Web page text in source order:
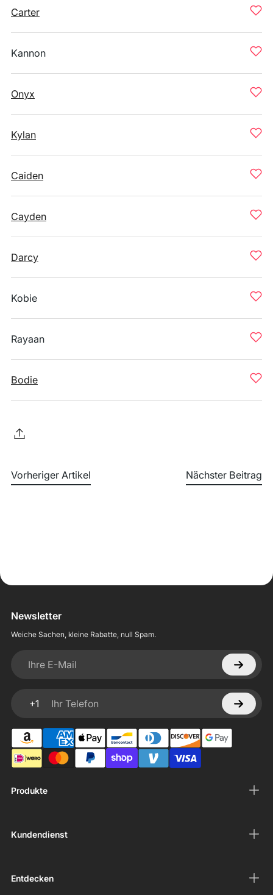
Carter
Kannon
Onyx
Kylan
Caiden
Cayden
Darcy
Kobie
Rayaan
Bodie
Vorheriger Artikel Nächster Beitrag
Produkte
Kundendienst
Entdecken
Newsletter
Weiche Sachen, kleine Rabatte, null Spam.
Ihre E-Mail
+1
Ihr Telefon